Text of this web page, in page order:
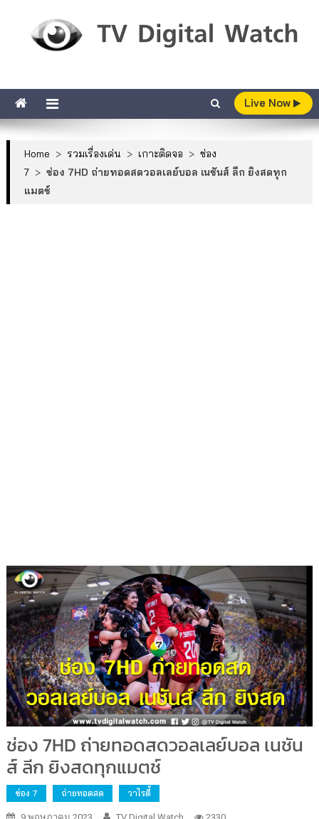
Live Now
Home > รวมเรื่องเด่น > เกาะติดจอ > ช่อง
7 > ช่อง 7HD ถ่ายทอดสดวอลเลย์บอล เนชันส์ ลีก ยิงสดทุก
แมตช์
ช่อง 7HD ถ่ายทอดสดวอลเลย์บอล เนชัน
ส์ ลีก ยิงสดทุกแมตช์
ช่อง 7 ถ่ายทอดสด วาไรตี้